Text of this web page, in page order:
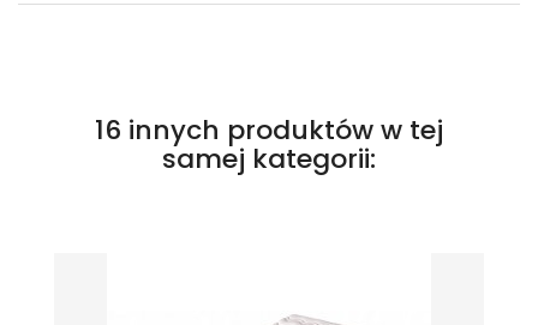
16 innych produktów w tej
samej kategorii: